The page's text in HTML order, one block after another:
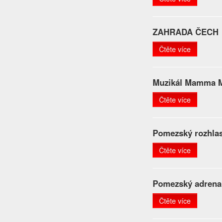
ZAHRADA ČECH
Čtěte více
Muzikál Mamma
Čtěte více
Pomezský
Čtěte více
Pomezský
Čtěte více